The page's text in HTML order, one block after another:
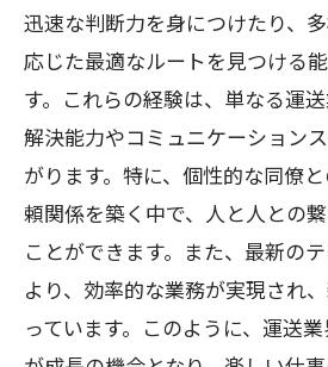
迅速な判断力を身につけたり、
応じた最適なルートを見つける
す。これらの経験は、単なる運
解決能力やコミュニケーション
がります。特に、個性的な同僚
頼関係を築く中で、人と人との
ことができます。また、最新の
より、効率的な業務が実現され
っています。このように、運送